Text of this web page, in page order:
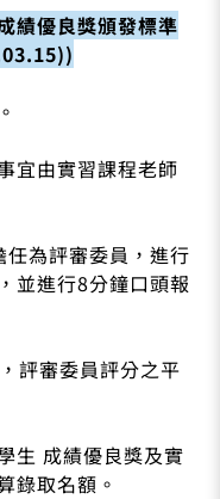
績優良獎頒發標準
宜由實習課程老師
為評審委員，進行
並進行8分鐘口頭報
評審委員評分之平
生 成績優良獎及實
錄取名額。